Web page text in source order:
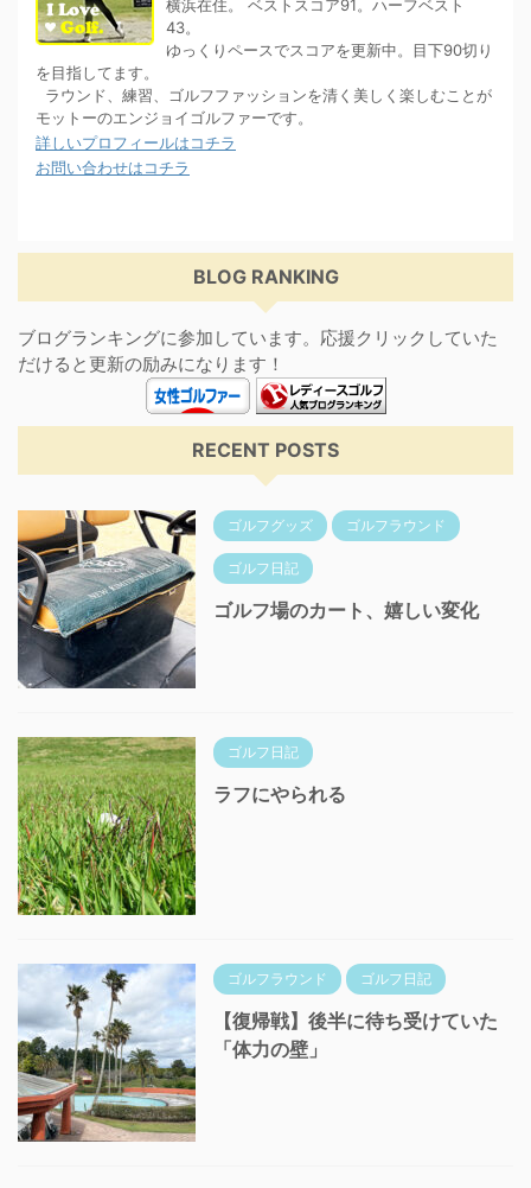
横浜在住。 ベストスコア91。ハーフベスト
43。
ゆっくりペースでスコアを更新中。目下90切り
を目指してます。
ラウンド、練習、ゴルフファッションを清く美しく楽しむことが
モットーのエンジョイゴルファーです。
詳しいプロフィールはコチラ
お問い合わせはコチラ
BLOG RANKING
ブログランキングに参加しています。応援クリックしていた
だけると更新の励みになります！
RECENT POSTS
ゴルフグッズ ゴルフラウンド
ゴルフ日記
ゴルフ場のカート、嬉しい変化
ゴルフ日記
ラフにやられる
ゴルフラウンド ゴルフ日記
【復帰戦】後半に待ち受けていた
「体力の壁」